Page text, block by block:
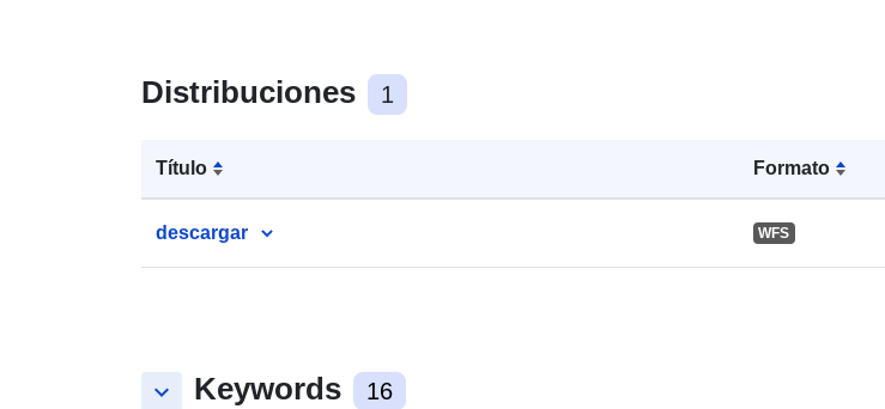
Distribuciones 1
Título Formato
descargar WFS
keyboard_arrow_down Keywords 16